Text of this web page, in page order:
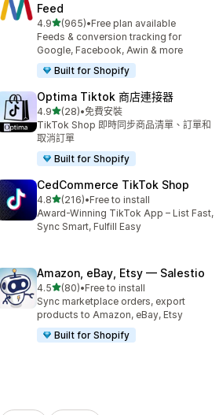
Feed
4.9滿分 5 顆星
(965)
共有 965 則評價
•Free plan available
Feeds & conversion tracking for
Google, Facebook, Awin & more
Built for Shopify
Optima Tiktok 商店連接器
4.9滿分 5 顆星
(28)
共有 28 則評價
•免費安裝
TikTok Shop 即時同步商品清單、訂單和
取消訂單
Built for Shopify
CedCommerce TikTok Shop
4.8滿分 5 顆星
(216)
共有 216 則評價
•Free to install
Award-Winning TikTok App – List Fast,
Sync Smart, Fulfill Easy
Amazon, eBay, Etsy — Salestio
4.5滿分 5 顆星
(80)
共有 80 則評價
•Free to install
Sync marketplace orders, export
products to Amazon, eBay, Etsy
Built for Shopify